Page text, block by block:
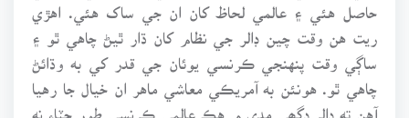
حاصل هئي ۽ عالمي لحاظ کان ان جي ساک هئي. اهڙي
ريت هن وقت چين ڊالر جي نظام کان ڌار ٿيڻ چاهي ٿو ۽
ساڳي وقت پنهنجي ڪرنسي يوئان جي قدر کي به وڌائڻ
چاهي ٿو. هونئن به آمريڪي معاشي ماهر ان خيال جا رهيا
آهن ته ڊالر ڊگھي مدي ۾ هڪ عالمي ڪرنسي طور جٽاء نه